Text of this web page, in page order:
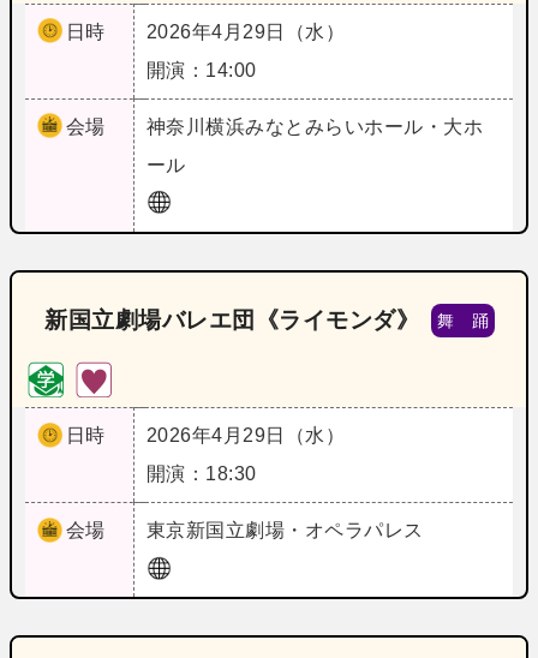
日時
2026年4月29日（水）
開演：14:00
会場 神奈川横浜みなとみらいホール・大ホ
ール
新国立劇場バレエ団《ライモンダ》 舞 踊
日時
2026年4月29日（水）
開演：18:30
会場 東京新国立劇場・オペラパレス